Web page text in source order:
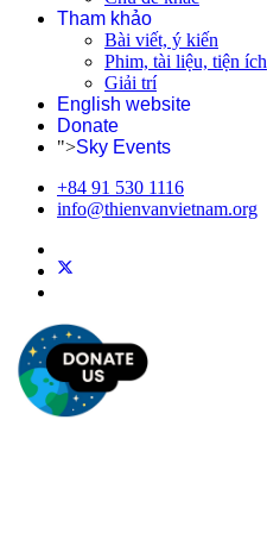
Tham khảo
Bài viết, ý kiến
Phim, tài liệu, tiện ích
Giải trí
English website
Donate
">Sky Events
+84 91 530 1116
info@thienvanvietnam.org